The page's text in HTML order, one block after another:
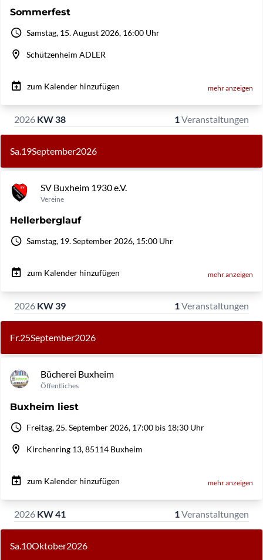
Sommerfest
Samstag, 15. August 2026, 16:00 Uhr
Schützenheim ADLER
zum Kalender hinzufügen mehr anzeigen
2026 KW 38 1Veranstaltungen
Sa.19September2026
SV Buxheim 1930 e.V.
Vereine
Hellerberglauf
Samstag, 19. September 2026, 15:00 Uhr
zum Kalender hinzufügen mehr anzeigen
2026 KW 39 1Veranstaltungen
Fr.25September2026
Bücherei Buxheim
Öffentliches
Buxheim liest
Freitag, 25. September 2026, 17:00 bis 18:30 Uhr
Kirchenring 13, 85114 Buxheim
zum Kalender hinzufügen mehr anzeigen
2026 KW 41 1Veranstaltungen
Sa.10Oktober2026